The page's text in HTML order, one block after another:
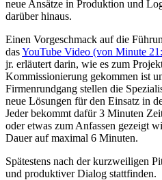
neue Ansätze in Produktion und
darüber hinaus.
Einen Vorgeschmack auf die
dasYouTube Video (von Minute
jr. erläutert darin, wie es zum
Kommissionierung gekommen ist
Firmenrundgang stellen die
neue Lösungen für den Einsatz in
Jeder bekommt dafür 3 Minuten
oder etwas zum Anfassen gezeigt
Dauer auf maximal 6 Minuten.
Spätestens nach der kurzweiligen
und produktiver Dialog stattfinden.